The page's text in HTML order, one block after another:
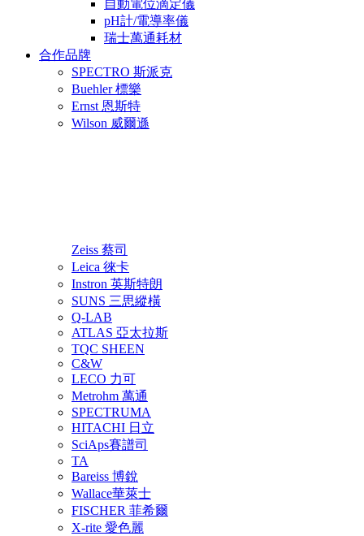
自動電位滴定儀
pH計/電導率儀
瑞士萬通耗材
合作品牌
SPECTRO 斯派克
Buehler 標樂
Ernst 恩斯特
Wilson 威爾遜
Zeiss 蔡司
Leica 徠卡
Instron 英斯特朗
SUNS 三思縱橫
Q-LAB
ATLAS 亞太拉斯
TQC SHEEN
C&W
LECO 力可
Metrohm 萬通
SPECTRUMA
HITACHI 日立
SciAps賽譜司
TA
Bareiss 博銳
Wallace華萊士
FISCHER 菲希爾
X-rite 愛色麗